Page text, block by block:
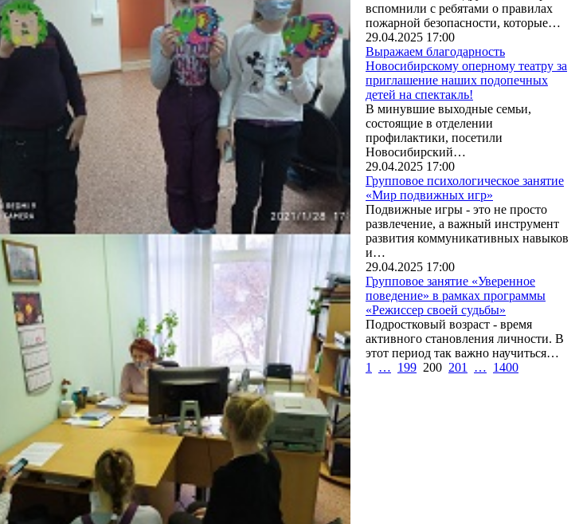
вспомнили с ребятами о правилах
пожарной безопасности, которые…
29.04.2025 17:00
Выражаем благодарность
Новосибирскому оперному театру за
приглашение наших подопечных
детей на спектакль!
В минувшие выходные семьи,
состоящие в отделении
профилактики, посетили
Новосибирский…
29.04.2025 17:00
Групповое психологическое занятие
«Мир подвижных игр»
Подвижные игры - это не просто
развлечение, а важный инструмент
развития коммуникативных навыков
и…
29.04.2025 17:00
Групповое занятие «Уверенное
поведение» в рамках программы
«Режиссер своей судьбы»
Подростковый возраст - время
активного становления личности. В
этот период так важно научиться…
1
… 199 200 201 … 1400